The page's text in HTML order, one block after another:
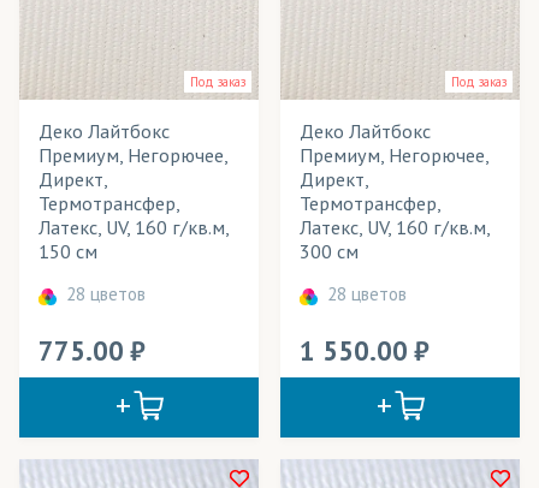
Пуфики
Рулонные шторы
Рюкзаки
Световые конструкции
Скатерти
Спецодежда
Спортивная форма
Спортивные костюмы
Средства для уборки/Салфетки
Столовый текстиль (скатерти)
Под заказ
Деко Лайтбокс
Премиум, Негорючее,
Директ,
Термотрансфер,
Латекс, UV, 160 г/кв.м,
150 см
28 цветов
775.00
Под заказ
Деко Лайтбокс
Премиум, Негорючее,
Директ,
Термотрансфер,
Латекс, UV, 160 г/кв.м,
300 см
28 цветов
1 550.00